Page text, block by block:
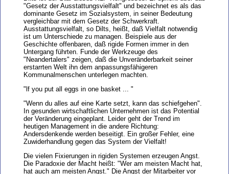
"Gesetz der Ausstattungsvielfalt" und bezeichnet es als das
dominante Gesetz im Sozialsystem, in seiner Bedeutung
vergleichbar mit dem Gesetz der Schwerkraft.
Ausstattungsvielfalt, so Dilts, heißt, daß Vielfalt notwendig
ist um Unterschiede zu managen. Beispiele aus der
Geschichte offenbaren, daß rigide Formen immer in den
Untergang führten. Funde der Werkzeuge des
"Neandertalers" zeigen, daß die Unveränderbarkeit seiner
erstarrten Welt ihn dem anpassungsfähigeren
Kommunalmenschen unterlegen machten.
"lf you put all eggs in one basket ... "
"Wenn du alles auf eine Karte setzt, kann das schiefgehen".
In gesunden wirtschaftlichen Unternehmen ist das Potential
der Veränderung eingeplant. Leider geht der Trend im
heutigen Management in die andere Richtung:
Andersdenkende werden beseitigt. Ein großer Fehler, eine
Zuwiderhandlung gegen das System der Vielfalt!
Die vielen Fixierungen in rigiden Systemen erzeugen Angst.
Die Paradoxie der Macht heißt: "Wer am meisten Macht hat,
hat auch am meisten Angst." Die Angst der Mitarbeiter vor